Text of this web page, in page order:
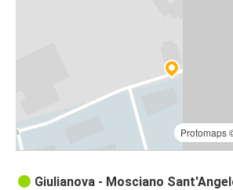
Protomaps
Giulianova - Mosciano